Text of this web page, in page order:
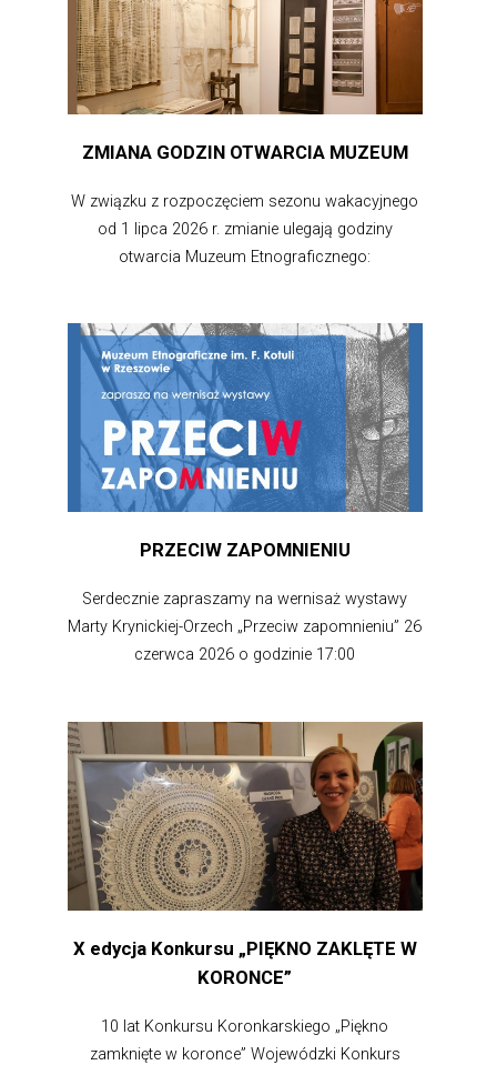
ZMIANA GODZIN OTWARCIA MUZEUM
W związku z rozpoczęciem sezonu wakacyjnego
od 1 lipca 2026 r. zmianie ulegają godziny
otwarcia Muzeum Etnograficznego:
PRZECIW ZAPOMNIENIU
Serdecznie zapraszamy na wernisaż wystawy
Marty Krynickiej-Orzech „Przeciw zapomnieniu” 26
czerwca 2026 o godzinie 17:00
X edycja Konkursu „PIĘKNO ZAKLĘTE W
KORONCE”
10 lat Konkursu Koronkarskiego „Piękno
zamknięte w koronce” Wojewódzki Konkurs